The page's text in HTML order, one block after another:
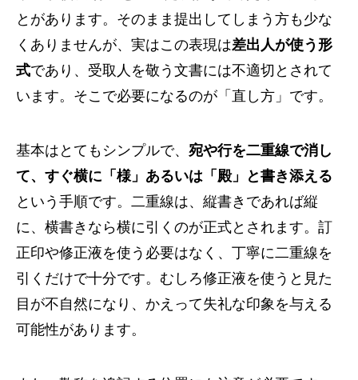
とがあります。そのまま提出してしまう方も少な
くありませんが、実はこの表現は差出人が使う形
式であり、受取人を敬う文書には不適切とされて
います。そこで必要になるのが「直し方」です。
基本はとてもシンプルで、 宛や行を二重線で消し
て、すぐ横に「様」あるいは「殿」と書き添える
という手順です。二重線は、縦書きであれば縦
に、横書きなら横に引くのが正式とされます。訂
正印や修正液を使う必要はなく、丁寧に二重線を
引くだけで十分です。むしろ修正液を使うと見た
目が不自然になり、かえって失礼な印象を与える
可能性があります。